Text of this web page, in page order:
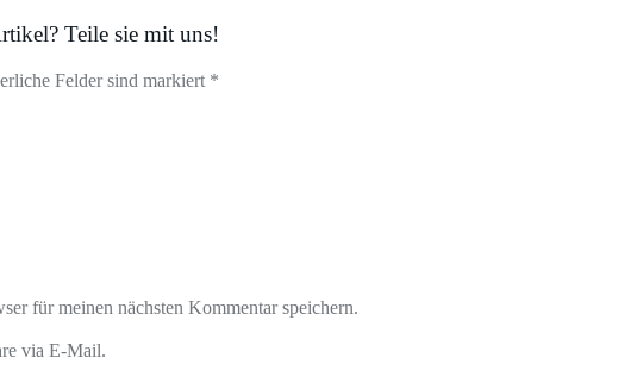
Teile sie mit uns!
Felder sind markiert *
für meinen nächsten Kommentar speichern.
via E-Mail.